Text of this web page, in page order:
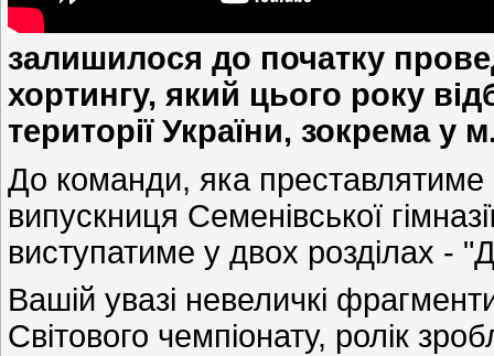
залишилося до початку
хортингу, який цього року
території України, зокрема у
До команди, яка преставлятиме
випускниця Семенівської
виступатиме у двох розділах -
Вашій увазі невеличкі
Світового чемпіонату, ролік